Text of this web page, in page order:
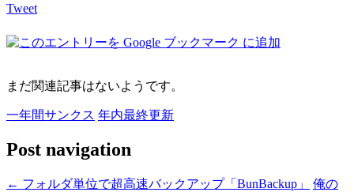
Tweet
まだ関連記事はないようです。
一年間サンクス 年内最終更新
Post navigation
← フォルダ単位で超高速バックアップ「BunBackup」
俺の